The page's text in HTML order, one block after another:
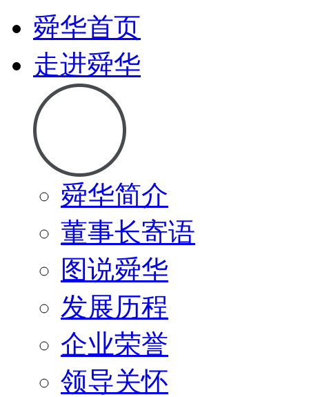
舜华首页
走进舜华
舜华简介
董事长寄语
图说舜华
发展历程
企业荣誉
领导关怀